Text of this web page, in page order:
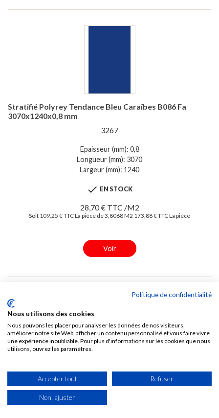
Stratifié Polyrey Tendance Bleu Caraïbes B086 Fa
3070x1240x0,8 mm
3267
Epaisseur (mm): 0,8
Longueur (mm): 3070
Largeur (mm): 1240
 EN STOCK
28,70 € TTC /M2
Soit 109,25 € TTC La pièce de 3,8068 M2 173,88 € TTC La pièce
Voir
Stratifié Polyrey Tendance Chêne Bastide C129
Extramat 3070x1320x0,8 mm
3307
Longueur (mm): 3070
Politique de confidentialité
Nous utilisons des cookies
Nous pouvons les placer pour analyser les données de nos visiteurs,
améliorer notre site Web, afficher un contenu personnalisé et vous faire vivre
une expérience inoubliable. Pour plus d'informations sur les cookies que nous
utilisons, ouvrez les paramètres.
Accepter tout Refuser
Non, ajuster